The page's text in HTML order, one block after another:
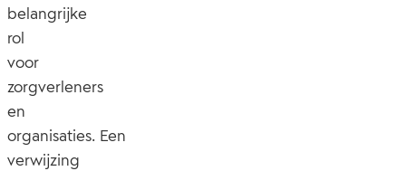
belangrijke
rol
voor
zorgverleners
en
organisaties. Een
verwijzing